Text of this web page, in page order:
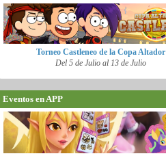
Torneo Castleneo de la Copa Altador
Del 5 de Julio al 13 de Julio
Eventos en APP